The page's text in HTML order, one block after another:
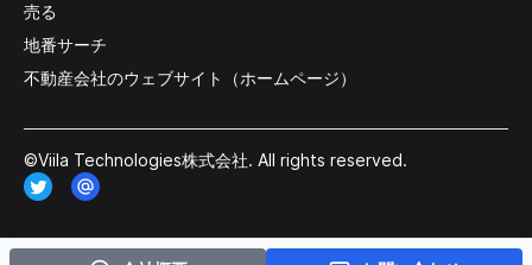
売る
地番サーチ
不動産会社のウェブサイト（ホームページ）
©Viila Technologies株式会社. All rights reserved.